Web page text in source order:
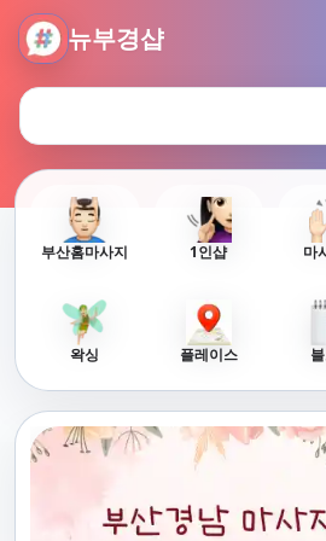
뉴부경샵
뉴부경샵 - 부산 마사지 사이트 부산
부산홈마사지 1인샵 마
왁싱 플레이스